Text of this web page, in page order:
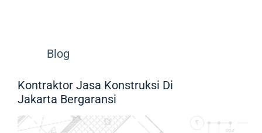
Blog
Kontraktor Jasa Konstruksi Di
Jakarta Bergaransi